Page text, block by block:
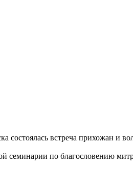
состоялась встреча прихожан и
семинарии по благословению